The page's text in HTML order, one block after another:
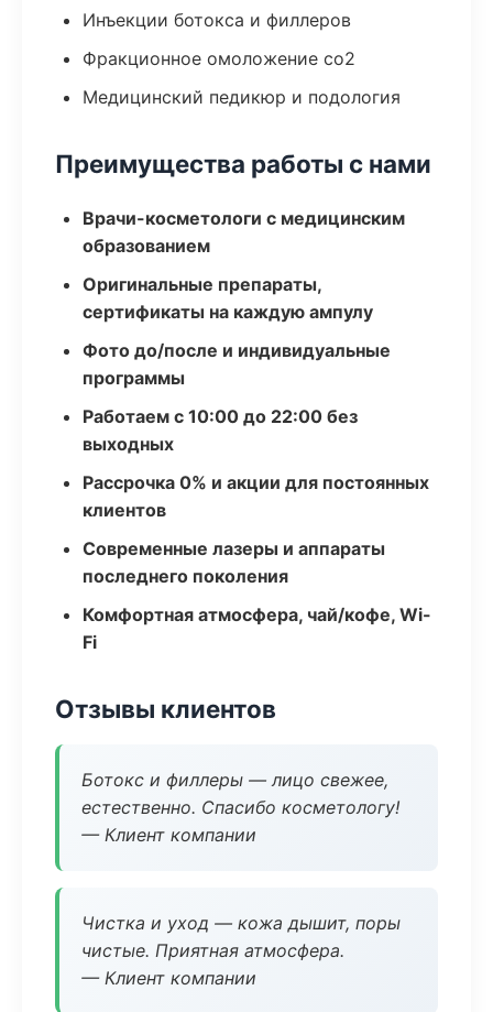
Инъекции ботокса и филлеров
Фракционное омоложение co2
Медицинский педикюр и подология
Преимущества работы с нами
Врачи-косметологи с медицинским
образованием
Оригинальные препараты,
сертификаты на каждую ампулу
Фото до/после и индивидуальные
программы
Работаем с 10:00 до 22:00 без
выходных
Рассрочка 0% и акции для постоянных
клиентов
Современные лазеры и аппараты
последнего поколения
Комфортная атмосфера, чай/кофе, Wi-
Fi
Отзывы клиентов
Ботокс и филлеры — лицо свежее,
естественно. Спасибо косметологу!
— Клиент компании
Чистка и уход — кожа дышит, поры
чистые. Приятная атмосфера.
— Клиент компании